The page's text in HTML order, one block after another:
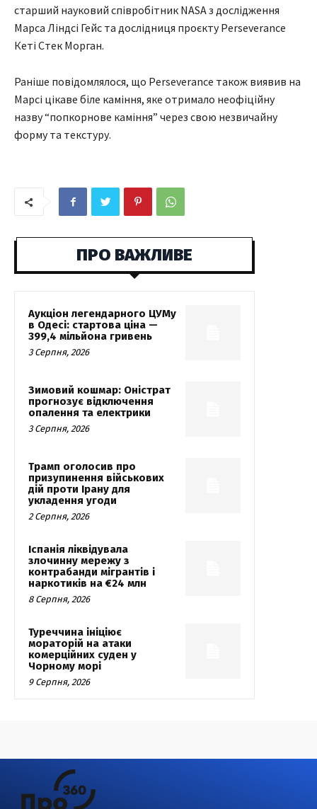
старший науковий співробітник NASA з дослідження
Марса Ліндсі Гейс та дослідниця проєкту Perseverance
Кеті Стек Морган.
Раніше повідомлялося, що Perseverance також виявив на
Марсі цікаве біле каміння, яке отримало неофіційну
назву “попкорнове каміння” через свою незвичайну
форму та текстуру.
ПРО ВАЖЛИВЕ
Аукціон легендарного ЦУМу
в Одесі: стартова ціна —
399,4 мільйона гривень
3 Серпня, 2026
Зимовий кошмар: Оністрат
прогнозує відключення
опалення та електрики
3 Серпня, 2026
Трамп оголосив про
призупинення військових
дій проти Ірану для
укладення угоди
2 Серпня, 2026
Іспанія ліквідувала
злочинну мережу з
контрабанди мігрантів і
наркотиків на €24 млн
8 Серпня, 2026
Туреччина ініціює
мораторій на атаки
комерційних суден у
Чорному морі
9 Серпня, 2026